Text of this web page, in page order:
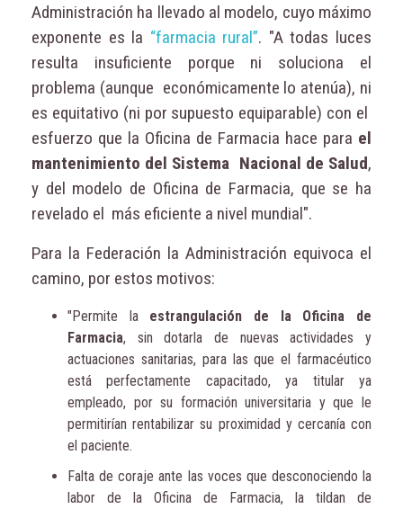
Administración ha llevado al modelo, cuyo máximo
exponente es la “farmacia rural”. "A todas luces
resulta insuficiente porque ni soluciona el
problema (aunque económicamente lo atenúa), ni
es equitativo (ni por supuesto equiparable) con el
esfuerzo que la Oficina de Farmacia hace para el
mantenimiento del Sistema Nacional de Salud,
y del modelo de Oficina de Farmacia, que se ha
revelado el más eficiente a nivel mundial".
Para la Federación la Administración equivoca el
camino, por estos motivos:
"Permite la estrangulación de la Oficina de
Farmacia, sin dotarla de nuevas actividades y
actuaciones sanitarias, para las que el farmacéutico
está perfectamente capacitado, ya titular ya
empleado, por su formación universitaria y que le
permitirían rentabilizar su proximidad y cercanía con
el paciente.
Falta de coraje ante las voces que desconociendo la
labor de la Oficina de Farmacia, la tildan de